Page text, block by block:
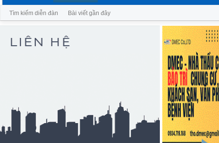
Tìm kiếm diễn đàn Bài viết gần đây